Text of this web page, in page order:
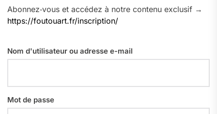
Abonnez‑vous et accédez à notre contenu exclusif →
https://foutouart.fr/inscription/
Nom d'utilisateur ou adresse e-mail
Mot de passe